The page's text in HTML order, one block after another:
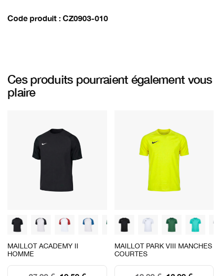
Code produit CZ0903-010
Ces produits pourraient également vous
plaire
MAILLOT ACADEMY II
HOMME
MAILLOT PARK VIII MANCHES
COURTES